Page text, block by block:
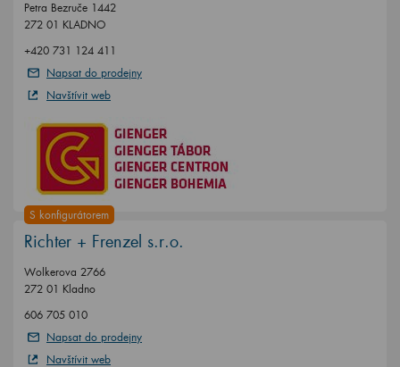
Petra Bezruče 1442
272 01 KLADNO
+420 731 124 411
Napsat do prodejny
Navštívit web
S konfigurátorem
Richter + Frenzel s.r.o.
Wolkerova 2766
272 01 Kladno
606 705 010
Napsat do prodejny
Navštívit web